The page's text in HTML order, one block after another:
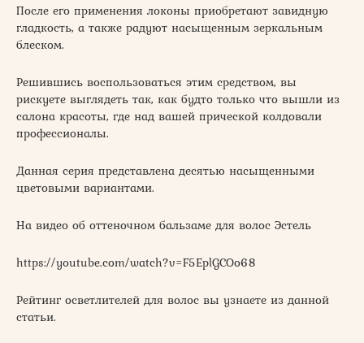
После его применения локоны приобретают завидную
гладкость, а также радуют насыщенным зеркальным
блеском.
Решившись воспользоваться этим средством, вы
рискуете выглядеть так, как будто только что вышли из
салона красоты, где над вашей прической колдовали
профессионалы.
Данная серия представлена десятью насыщенными
цветовыми вариантами.
На видео об оттеночном бальзаме для волос Эстель
https://youtube.com/watch?v=F5EplGCOo68
Рейтинг осветлителей для волос вы узнаете из данной
статьи.